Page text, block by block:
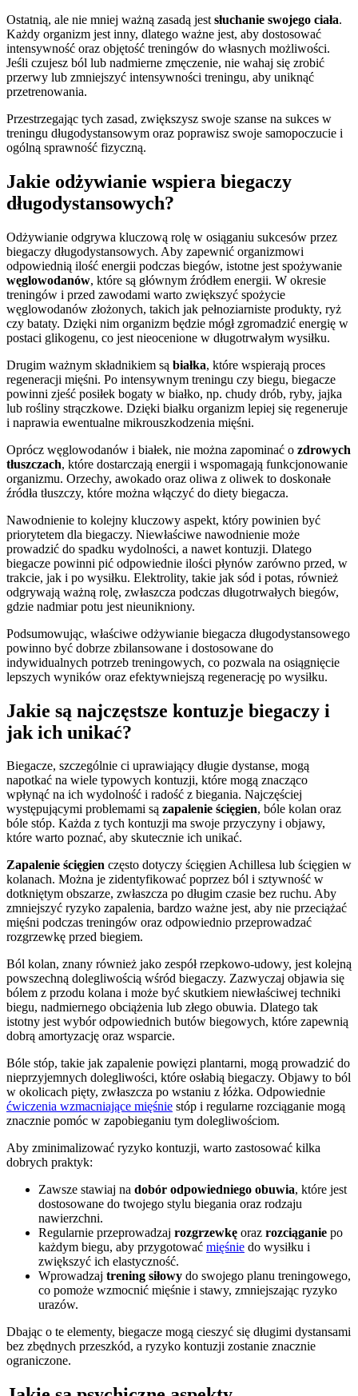
Ostatnią, ale nie mniej ważną zasadą jest słuchanie swojego ciała.
Każdy organizm jest inny, dlatego ważne jest, aby dostosować
intensywność oraz objętość treningów do własnych możliwości.
Jeśli czujesz ból lub nadmierne zmęczenie, nie wahaj się zrobić
przerwy lub zmniejszyć intensywności treningu, aby uniknąć
przetrenowania.
Przestrzegając tych zasad, zwiększysz swoje szanse na sukces w
treningu długodystansowym oraz poprawisz swoje samopoczucie i
ogólną sprawność fizyczną.
Jakie odżywianie wspiera biegaczy
długodystansowych?
Odżywianie odgrywa kluczową rolę w osiąganiu sukcesów przez
biegaczy długodystansowych. Aby zapewnić organizmowi
odpowiednią ilość energii podczas biegów, istotne jest spożywanie
węglowodanów, które są głównym źródłem energii. W okresie
treningów i przed zawodami warto zwiększyć spożycie
węglowodanów złożonych, takich jak pełnoziarniste produkty, ryż
czy bataty. Dzięki nim organizm będzie mógł zgromadzić energię w
postaci glikogenu, co jest nieocenione w długotrwałym wysiłku.
Drugim ważnym składnikiem są białka, które wspierają proces
regeneracji mięśni. Po intensywnym treningu czy biegu, biegacze
powinni zjeść posiłek bogaty w białko, np. chudy drób, ryby, jajka
lub rośliny strączkowe. Dzięki białku organizm lepiej się regeneruje
i naprawia ewentualne mikrouszkodzenia mięśni.
Oprócz węglowodanów i białek, nie można zapominać o zdrowych
tłuszczach, które dostarczają energii i wspomagają funkcjonowanie
organizmu. Orzechy, awokado oraz oliwa z oliwek to doskonałe
źródła tłuszczy, które można włączyć do diety biegacza.
Nawodnienie to kolejny kluczowy aspekt, który powinien być
priorytetem dla biegaczy. Niewłaściwe nawodnienie może
prowadzić do spadku wydolności, a nawet kontuzji. Dlatego
biegacze powinni pić odpowiednie ilości płynów zarówno przed, w
trakcie, jak i po wysiłku. Elektrolity, takie jak sód i potas, również
odgrywają ważną rolę, zwłaszcza podczas długotrwałych biegów,
gdzie nadmiar potu jest nieunikniony.
Podsumowując, właściwe odżywianie biegacza długodystansowego
powinno być dobrze zbilansowane i dostosowane do
indywidualnych potrzeb treningowych, co pozwala na osiągnięcie
lepszych wyników oraz efektywniejszą regenerację po wysiłku.
Jakie są najczęstsze kontuzje biegaczy i
jak ich unikać?
Biegacze, szczególnie ci uprawiający długie dystanse, mogą
napotkać na wiele typowych kontuzji, które mogą znacząco
wpłynąć na ich wydolność i radość z biegania. Najczęściej
występującymi problemami są zapalenie ścięgien, bóle kolan oraz
bóle stóp. Każda z tych kontuzji ma swoje przyczyny i objawy,
które warto poznać, aby skutecznie ich unikać.
Zapalenie ścięgien często dotyczy ścięgien Achillesa lub ścięgien w
kolanach. Można je zidentyfikować poprzez ból i sztywność w
dotkniętym obszarze, zwłaszcza po długim czasie bez ruchu. Aby
zmniejszyć ryzyko zapalenia, bardzo ważne jest, aby nie przeciążać
mięśni podczas treningów oraz odpowiednio przeprowadzać
rozgrzewkę przed biegiem.
Ból kolan, znany również jako zespół rzepkowo-udowy, jest kolejną
powszechną dolegliwością wśród biegaczy. Zazwyczaj objawia się
bólem z przodu kolana i może być skutkiem niewłaściwej techniki
biegu, nadmiernego obciążenia lub złego obuwia. Dlatego tak
istotny jest wybór odpowiednich butów biegowych, które zapewnią
dobrą amortyzację oraz wsparcie.
Bóle stóp, takie jak zapalenie powięzi plantarni, mogą prowadzić do
nieprzyjemnych dolegliwości, które osłabią biegaczy. Objawy to ból
w okolicach pięty, zwłaszcza po wstaniu z łóżka. Odpowiednie
ćwiczenia wzmacniające mięśnie stóp i regularne rozciąganie mogą
znacznie pomóc w zapobieganiu tym dolegliwościom.
Aby zminimalizować ryzyko kontuzji, warto zastosować kilka
dobrych praktyk:
Zawsze stawiaj na dobór odpowiedniego obuwia, które jest
dostosowane do twojego stylu biegania oraz rodzaju
nawierzchni.
Regularnie przeprowadzaj rozgrzewkę oraz rozciąganie po
każdym biegu, aby przygotować mięśnie do wysiłku i
zwiększyć ich elastyczność.
Wprowadzaj trening siłowy do swojego planu treningowego,
co pomoże wzmocnić mięśnie i stawy, zmniejszając ryzyko
urazów.
Dbając o te elementy, biegacze mogą cieszyć się długimi dystansami
bez zbędnych przeszkód, a ryzyko kontuzji zostanie znacznie
ograniczone.